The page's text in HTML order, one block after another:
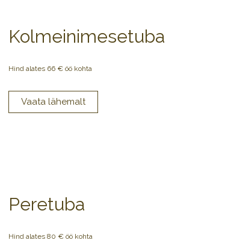
Kolmeinimesetuba
Hind alates 66 € öö kohta
Peretuba
Hind alates 80 € öö kohta